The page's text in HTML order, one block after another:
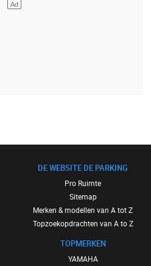
DE WEBSITE DE PARKING
Pro Ruimte
Sitemap
Merken & modellen van A tot Z
Topzoekopdrachten van A to Z
TOPMERKEN
YAMAHA